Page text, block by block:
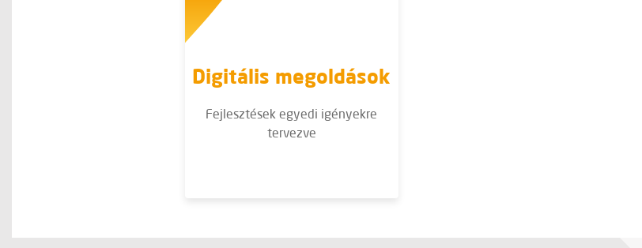
Digitális megoldások
Fejlesztések egyedi igényekre
tervezve